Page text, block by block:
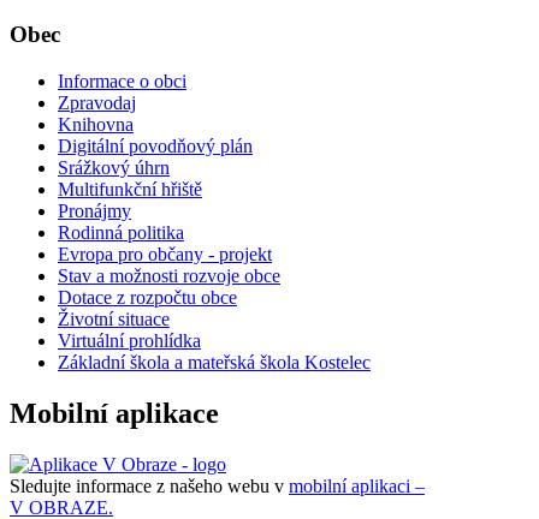
Obec
Informace o obci
Zpravodaj
Knihovna
Digitální povodňový plán
Srážkový úhrn
Multifunkční hřiště
Pronájmy
Rodinná politika
Evropa pro občany - projekt
Stav a možnosti rozvoje obce
Dotace z rozpočtu obce
Životní situace
Virtuální prohlídka
Základní škola a mateřská škola Kostelec
Mobilní aplikace
Sledujte informace z našeho webu v mobilní aplikaci –
V OBRAZE.